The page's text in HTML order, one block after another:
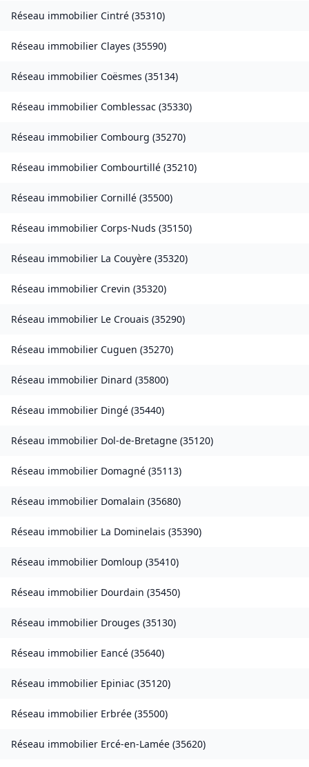
Réseau immobilier Cintré (35310)
Réseau immobilier Clayes (35590)
Réseau immobilier Coësmes (35134)
Réseau immobilier Comblessac (35330)
Réseau immobilier Combourg (35270)
Réseau immobilier Combourtillé (35210)
Réseau immobilier Cornillé (35500)
Réseau immobilier Corps-Nuds (35150)
Réseau immobilier La Couyère (35320)
Réseau immobilier Crevin (35320)
Réseau immobilier Le Crouais (35290)
Réseau immobilier Cuguen (35270)
Réseau immobilier Dinard (35800)
Réseau immobilier Dingé (35440)
Réseau immobilier Dol-de-Bretagne (35120)
Réseau immobilier Domagné (35113)
Réseau immobilier Domalain (35680)
Réseau immobilier La Dominelais (35390)
Réseau immobilier Domloup (35410)
Réseau immobilier Dourdain (35450)
Réseau immobilier Drouges (35130)
Réseau immobilier Eancé (35640)
Réseau immobilier Epiniac (35120)
Réseau immobilier Erbrée (35500)
Réseau immobilier Ercé-en-Lamée (35620)